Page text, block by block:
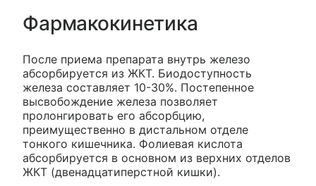
Фармакокинетика
После приема препарата внутрь железо
абсорбируется из ЖКТ. Биодоступность
железа составляет 10-30%. Постепенное
высвобождение железа позволяет
пролонгировать его абсорбцию,
преимущественно в дистальном отделе
тонкого кишечника. Фолиевая кислота
абсорбируется в основном из верхних отделов
ЖКТ (двенадцатиперстной кишки).